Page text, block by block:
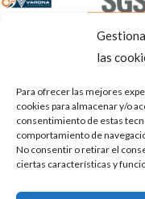
las
Para ofrecer las mejores
cookies para almacenar y/o
consentimiento de estas
comportamiento de
No consentir o retirar el
ciertas características y
Aviso Legal